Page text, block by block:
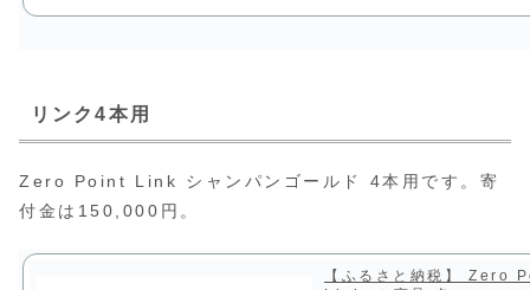
リンク4本用
Zero Point Link シャンパンゴールド 4本用です。寄
付金は150,000円。
【ふるさと納税】 Zero